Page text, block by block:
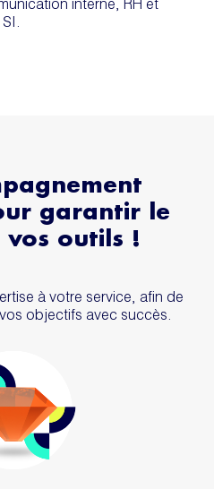
SI.
garantir le
vos outils !
à votre service, afin de
objectifs avec succès.